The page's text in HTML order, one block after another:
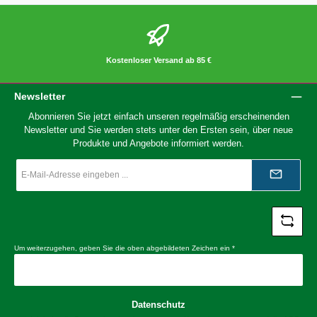
Kostenloser Versand ab 85 €
Newsletter
Abonnieren Sie jetzt einfach unseren regelmäßig erscheinenden
Newsletter und Sie werden stets unter den Ersten sein, über neue
Produkte und Angebote informiert werden.
Mail-
*
Um weiterzugehen, geben Sie die oben abgebildeten Zeichen ein *
Datenschutz